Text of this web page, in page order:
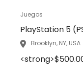
Juegos
PlayStation 5
Brooklyn, NY, USA